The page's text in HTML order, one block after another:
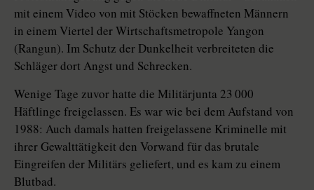
mit einem Video von mit Stöcken bewaffneten Männern
in einem Viertel der Wirtschaftsmetropole Yangon
(Rangun). Im Schutz der Dunkelheit verbreiteten die
Schläger dort Angst und Schrecken.
Wenige Tage zuvor hatte die Militärjunta 23 000
Häftlinge freigelassen. Es war wie bei dem Aufstand von
1988: Auch damals hatten freigelassene Kriminelle mit
ihrer Gewalttätigkeit den Vorwand für das brutale
Eingreifen der Militärs geliefert, und es kam zu einem
Blutbad.